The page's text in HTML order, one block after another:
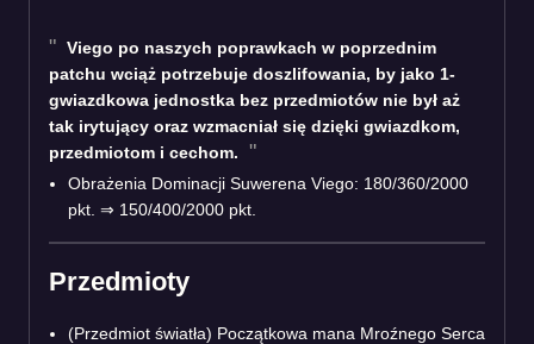
Viego po naszych poprawkach w poprzednim
patchu wciąż potrzebuje doszlifowania, by jako 1-
gwiazdkowa jednostka bez przedmiotów nie był aż
tak irytujący oraz wzmacniał się dzięki gwiazdkom,
przedmiotom i cechom.
Obrażenia Dominacji Suwerena Viego: 180/360/2000
pkt. ⇒ 150/400/2000 pkt.
Przedmioty
(Przedmiot światła) Początkowa mana Mroźnego Serca